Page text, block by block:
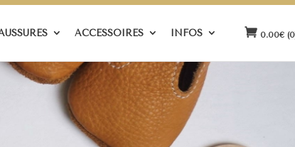
ACCESSOIRES INFOS 0.00€